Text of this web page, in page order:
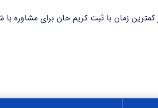
کریم خان برای مشاوره با شماره ۸۷۱۴۶ تماس حاصل